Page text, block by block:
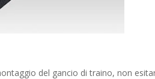
del gancio di traino, non